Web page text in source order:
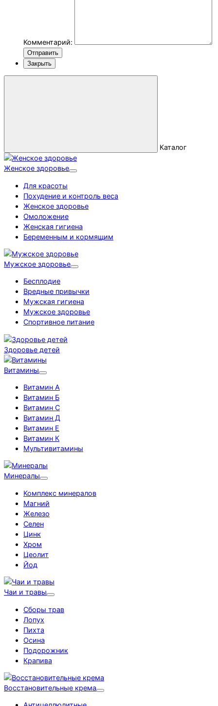
Комментарий:
Отправить
Закрыть
Каталог
Женское здоровье
Для красоты
Похудение и контроль веса
Женское здоровье
Омоложение
Женская гигиена
Беременным и кормящим
Мужское здоровье
Бесплодие
Вредные привычки
Мужская гигиена
Мужское здоровье
Спортивное питание
Здоровье детей
Витамины
Витамин А
Витамин Б
Витамин С
Витамин Д
Витамин Е
Витамин К
Мультивитамины
Минералы
Комплекс минералов
Магний
Железо
Селен
Цинк
Хром
Цеолит
Йод
Чаи и травы
Сборы трав
Лопух
Пихта
Осина
Подорожник
Крапива
Восстановительные крема